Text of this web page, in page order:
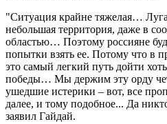
"Ситуация крайне тяжелая…
небольшая территория, даже в
областью… Поэтому россияне
попытки взять ее. Потому что в
это самый легкий путь дойти
победы… Мы держим эту орду
ушедшие истерики – вот, все
далее, и тому подобное... Да
заявил Гайдай.